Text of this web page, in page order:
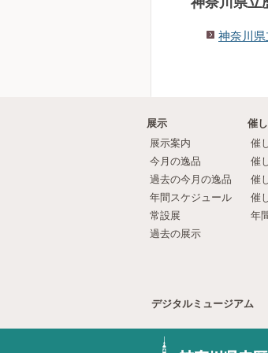
神奈川
展示
展示案内
今月の逸品
過去の今月の逸品
年間スケジュール
常設展
過去の展示
催
催
催
催
催
年
デジタルミュージアム